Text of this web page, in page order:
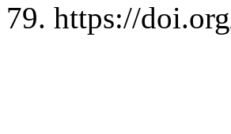
79. https://